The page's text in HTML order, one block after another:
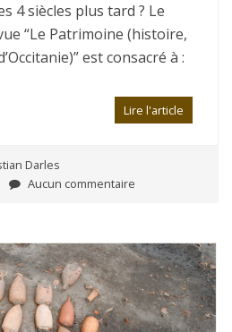
4 siècles plus tard ? Le
“Le Patrimoine (histoire,
est consacré à :
Lire l'article
Darles
Aucun commentaire